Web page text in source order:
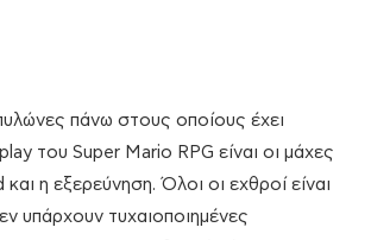
πάνω στους οποίους έχει
του Super Mario RPG είναι οι μάχες
η εξερεύνηση. Όλοι οι εχθροί είναι
υπάρχουν τυχαιοποιημένες